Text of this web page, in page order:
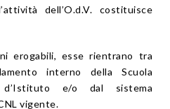
dell’O.d.V. costituisce
erogabili, esse rientrano tra
interno della Scuola
e/o dal sistema
vigente.